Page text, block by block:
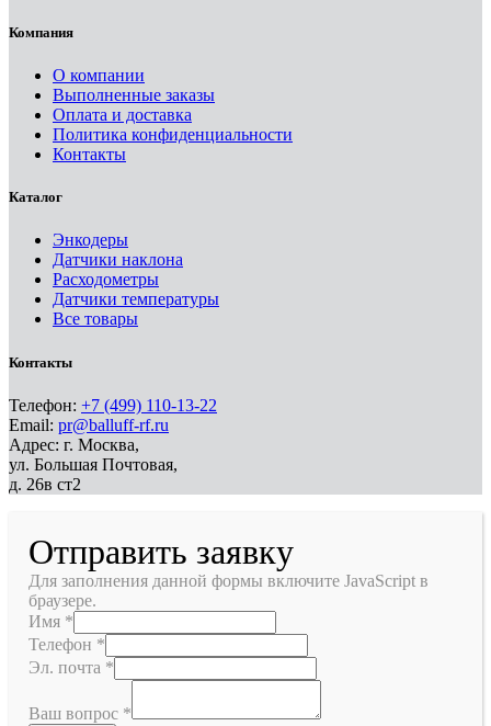
Компания
О компании
Выполненные заказы
Оплата и доставка
Политика конфиденциальности
Контакты
Каталог
Энкодеры
Датчики наклона
Расходометры
Датчики температуры
Все товары
Контакты
Телефон: +7 (499) 110-13-22
Email: pr@balluff-rf.ru
Адрес: г. Москва,
ул. Большая Почтовая,
д. 26в ст2
Отправить заявку
Для заполнения данной формы включите JavaScript в
браузере.
Имя *
Телефон *
Эл. почта *
Ваш вопрос *